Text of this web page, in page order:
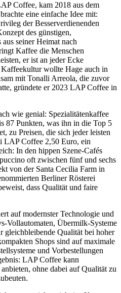
Coffee, kam 2018 aus dem
eine einfache Idee mit:
der Besserverdienenden
des günstigen,
seiner Heimat nach
Kaffee die Menschen
er ist an jeder Ecke
wollte Hage auch in
mit Tonalli Arreola, die zuvor
gründete er 2023 LAP Coffee in
wie genial: Spezialitätenkaffee
87 Punkten, was ihn in die Top 5
zu Preisen, die sich jeder leisten
LAP Coffee 2,50 Euro, ein
In den hippen Szene-Cafés
oft zwischen fünf und sechs
von der Santa Cecilia Farm in
Berliner Rösterei
dass Qualität und faire
auf modernster Technologie und
Vollautomaten, Übermilk-Systeme
Qualität bei hoher
Shops sind auf maximale
und Vorbestellungen
LAP Coffee kann
ohne dabei auf Qualität zu